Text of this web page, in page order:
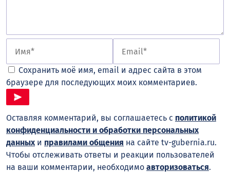
Сохранить моё имя, email и адрес сайта в этом
браузере для последующих моих комментариев.
Оставляя комментарий, вы соглашаетесь с политикой
конфиденциальности и обработки персональных
данныхи правилами общения на сайте tv-gubernia.ru.
Чтобы отслеживать ответы и реакции пользователей
на ваши комментарии, необходимо авторизоваться.